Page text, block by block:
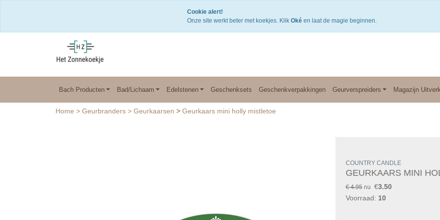
Bach Producten Bad/Lichaam Edelstenen Geschenksets Geschenkverpakkingen Geurverspreiders Magazijn
Home > Geurbranders > Geurkaarsen > Geurkaars mini holly mistletoe
COUNTRY CANDLE
GEURKAARS MINI
€ 4.95nu €3.50
Voorraad: 10
Cookie alert!
Onze site werkt beter met koekjes. Klik Okéen laat de magie beginnen.